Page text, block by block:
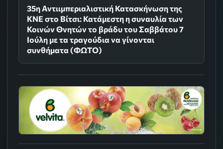
35η Αντιιμπεριαλιστική Κατασκήνωση της
ΚΝΕ στο Βίτσι: Κατάμεστη η συναυλία των
Κοινών Θνητών το βράδυ του Σαββάτου 7
Ιούλη με τα τραγούδια να γίνονται
συνθήματα (ΦΩΤΟ)